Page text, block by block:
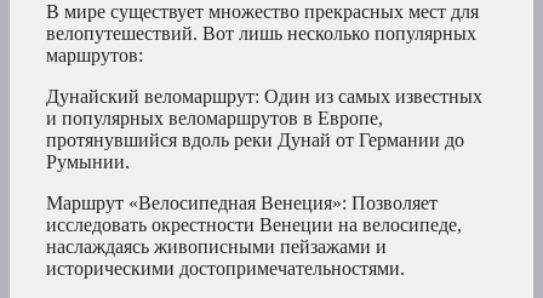
В мире существует множество прекрасных мест для
велопутешествий. Вот лишь несколько популярных
маршрутов:
Дунайский веломаршрут: Один из самых известных
и популярных веломаршрутов в Европе,
протянувшийся вдоль реки Дунай от Германии до
Румынии.
Маршрут «Велосипедная Венеция»: Позволяет
исследовать окрестности Венеции на велосипеде,
наслаждаясь живописными пейзажами и
историческими достопримечательностями.